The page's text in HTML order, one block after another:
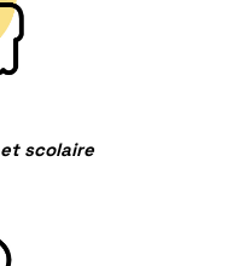
scolaire